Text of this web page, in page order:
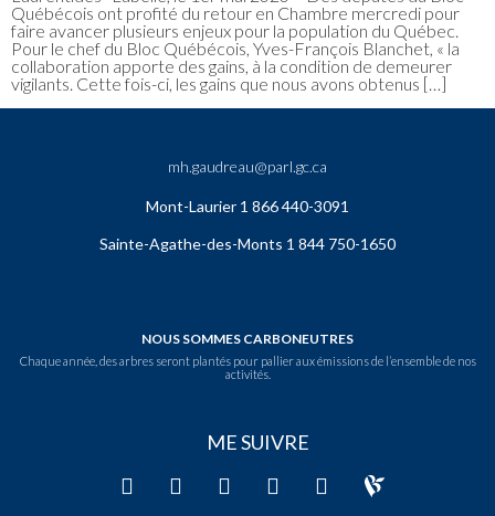
Québécois ont profité du retour en Chambre mercredi pour
faire avancer plusieurs enjeux pour la population du Québec.
Pour le chef du Bloc Québécois, Yves-François Blanchet, « la
collaboration apporte des gains, à la condition de demeurer
vigilants. Cette fois-ci, les gains que nous avons obtenus […]
mh.gaudreau@parl.gc.ca
Mont-Laurier 1 866 440-3091
Sainte-Agathe-des-Monts 1 844 750-1650
NOUS SOMMES CARBONEUTRES
Chaque année, des arbres seront plantés pour pallier aux émissions de l’ensemble de nos
activités.
ME SUIVRE